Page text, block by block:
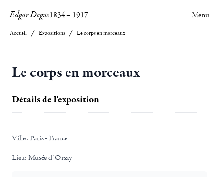
Edgar Degas1834– 1917 Menu
Accueil Expositions Le corps en morceaux
Le corps en morceaux
Détails de l'exposition
Ville: Paris - France
Lieu: Musée d’Orsay